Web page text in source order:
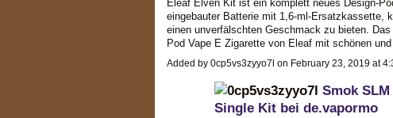
Eleaf Elven Kit ist ein komplett neues Design-
eingebauter Batterie mit 1,6-ml-Ersatzkassette,
einen unverfälschten Geschmack zu bieten.
Pod Vape E Zigarette von Eleaf mit schönen
Added by 0cp5vs3zyyo7l on February 23, 2019 at
Smok
Single Kit bei de.vapormo